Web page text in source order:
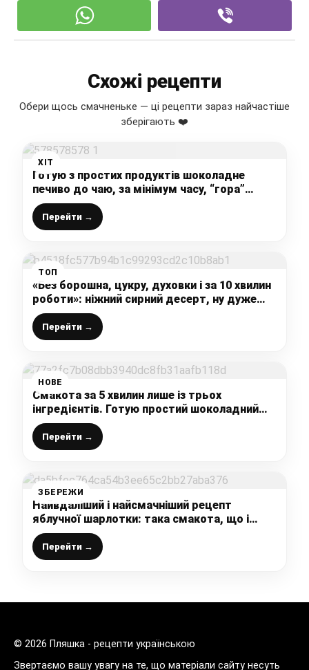
Схожі рецепти
Обери щось смачненьке — ці рецепти зараз найчастіше
зберігають ❤️
ХІТ
Готую з простих продуктів шоколадне
печиво до чаю, за мінімум часу, “гора”
смакоти на столі: швидко, просто і дуже
смачно (без яєць)
Перейти →
ТОП
«Без борошна, цукру, духовки і за 10 хвилин
роботи»: ніжний сирний десерт, ну дуже
смачний виходить, і готується легко
Перейти →
НОВЕ
Смакота за 5 хвилин лише із трьох
інгредієнтів. Готую простий шоколадний
десерт до чаю на швидку руку
Перейти →
ЗБЕРЕЖИ
Найвдаліший і найсмачніший рецепт
яблучної шарлотки: така смакота, що і
торта не треба
Перейти →
© 2026 Пляшка - рецепти українською
Звертаємо вашу увагу на те, що матеріали сайту несуть